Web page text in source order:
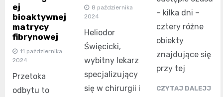
ej
bioaktywnej
matrycy
fibrynowej
11 października
2024
Przetoka
odbytu to
8 października
2024
Heliodor
Święcicki,
wybitny lekarz
specjalizujący
się w chirurgii i
– kilka dni –
cztery różne
obiekty
znajdujące się
przy tej
CZYTAJ DALEJJ